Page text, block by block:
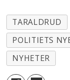
TARALDRUD
POLITIETS
NYHETER